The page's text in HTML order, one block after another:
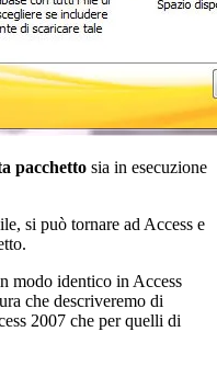
pacchetto sia in esecuzione
si può tornare ad Access e
modo identico in Access
che descriveremo di
2007 che per quelli di